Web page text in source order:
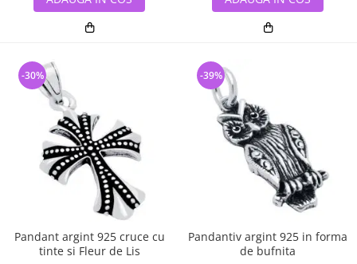
Pandant argint 925 cruce cu
tinte si Fleur de Lis
-30%
Pandantiv argint 925 in forma
de bufnita
-39%